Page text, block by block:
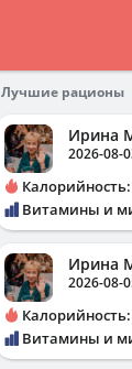
Лучшие рационы
Ирина
2026-08-
Калорийность:
Витамины и
Ирина
2026-08-
Калорийность:
Витамины и